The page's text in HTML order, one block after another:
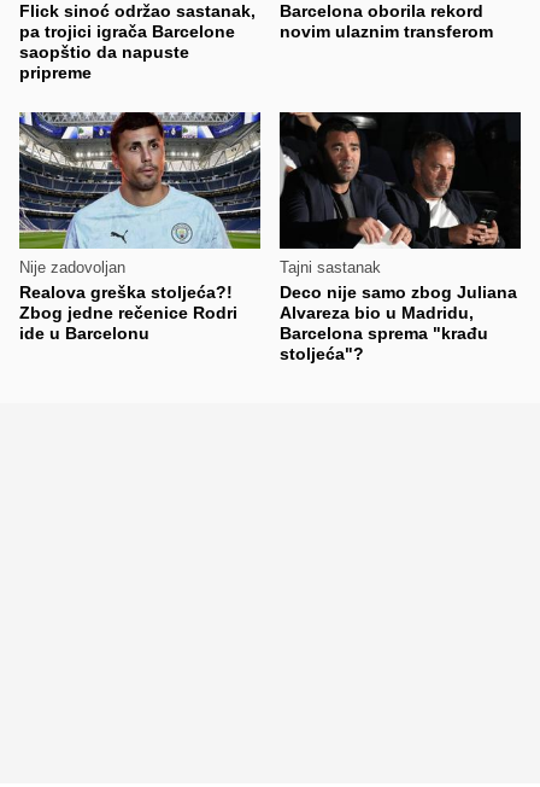
Flick sinoć održao sastanak,
pa trojici igrača Barcelone
saopštio da napuste
pripreme
Barcelona oborila rekord
novim ulaznim transferom
Nije zadovoljan
Realova greška stoljeća?!
Zbog jedne rečenice Rodri
ide u Barcelonu
Tajni sastanak
Deco nije samo zbog Juliana
Alvareza bio u Madridu,
Barcelona sprema "krađu
stoljeća"?